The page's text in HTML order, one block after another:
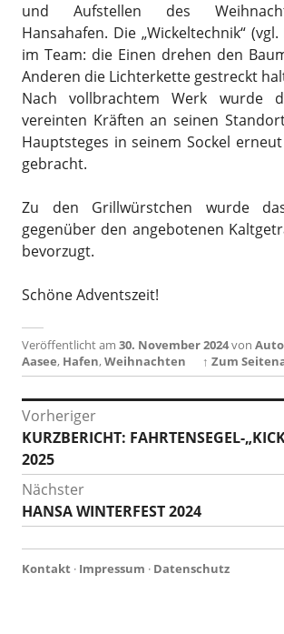
und Aufstellen des
Hansahafen. Die „Wickeltechnik“
im Team: die Einen drehen den
Anderen die Lichterkette gestreckt
Nach vollbrachtem Werk wurde
vereinten Kräften an seinen
Hauptsteges in seinem Sockel
gebracht.
Zu den Grillwürstchen wurde
gegenüber den angebotenen
bevorzugt.
Schöne Adventszeit!
Veröffentlicht am 30. November 2024von
Aasee, Hafen,Weihnachten ↑ Zum
Beitragsnavigation
Vorheriger
Vorheriger
Beitrag:
KURZBERICHT: FAHRTENSEGEL-
2025
Nächster
Nächster
Beitrag:
HANSA WINTERFEST 2024
Kontakt · Impressum · Datenschutz